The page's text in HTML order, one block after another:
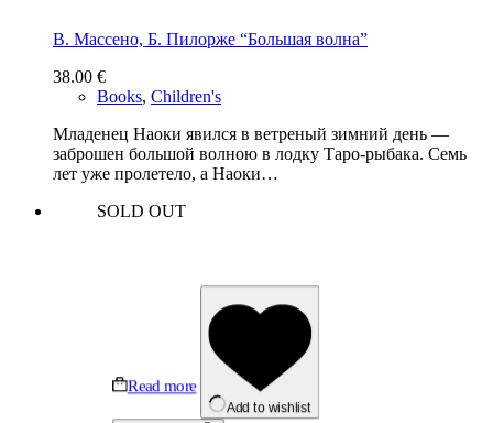
В. Массено, Б. Пилорже “Большая волна”
38.00 €
Books, Children's
Младенец Наоки явился в ветреный зимний день —
заброшен большой волною в лодку Таро-рыбака. Семь
лет уже пролетело, а Наоки…
SOLD OUT
Read more
Add to wishlist